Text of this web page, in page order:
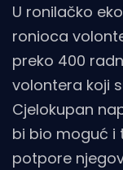
U ronilačko
ronioca
preko 400
volontera koji
Cjelokupan
bi bio moguć i
potpore